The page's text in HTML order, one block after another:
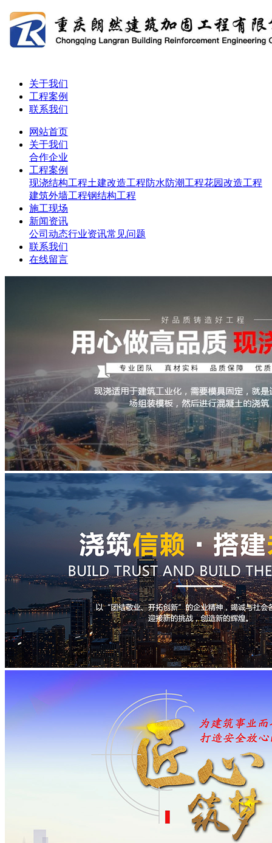
关于我们
工程案例
联系我们
网站首页
关于我们
合作企业
工程案例
现浇结构工程土建改造工程防水防潮工程花园改造工程
建筑外墙工程钢结构工程
施工现场
新闻资讯
公司动态行业资讯常见问题
联系我们
在线留言